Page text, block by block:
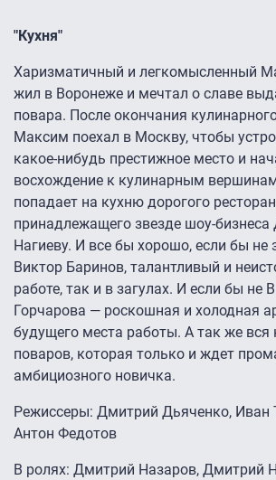
"Кухня"
Харизматичный и легкомысленный
жил в Воронеже и мечтал о славе
повара. После окончания
Максим поехал в Москву, чтобы
какое-нибудь престижное место и
восхождение к кулинарным
попадает на кухню дорогого
принадлежащего звезде шоу-
Нагиеву. И все бы хорошо, если бы
Виктор Баринов, талантливый и
работе, так и в загулах. И если бы не
Горчарова — роскошная и холодная
будущего места работы. А так же вся
поваров, которая только и ждет
амбициозного новичка.
Режиссеры: Дмитрий Дьяченко,
Антон Федотов
В ролях: Дмитрий Назаров, Дмитрий